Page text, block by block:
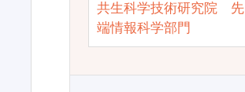
共生科学技術研究院 先
端情報科学部門